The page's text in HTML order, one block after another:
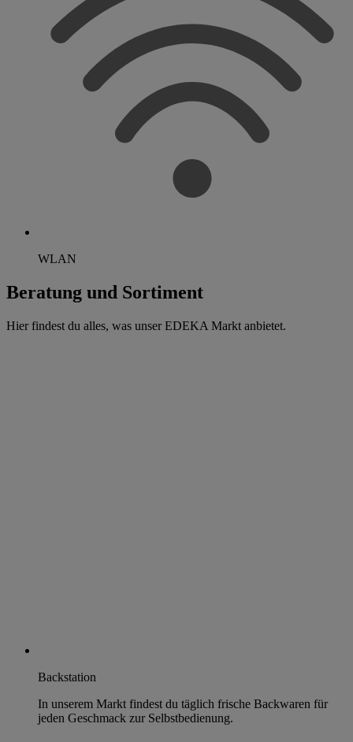
WLAN
Beratung und Sortiment
Hier findest du alles, was unser EDEKA Markt anbietet.
Backstation
In unserem Markt findest du täglich frische Backwaren für
jeden Geschmack zur Selbstbedienung.